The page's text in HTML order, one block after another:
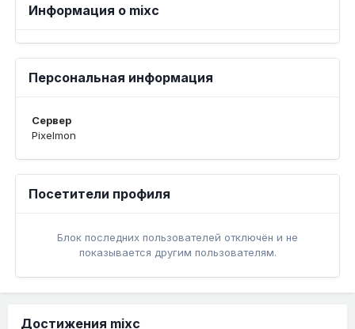
Информация о mixc
Персональная информация
Сервер
Pixelmon
Посетители профиля
Блок последних пользователей отключён и не
показывается другим пользователям.
Достижения mixc